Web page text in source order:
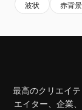
波状 赤背景
最高のクリエイ
エイター、企業